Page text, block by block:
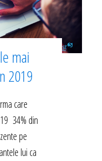
mai
2019
care
34% din
pe
lui ca